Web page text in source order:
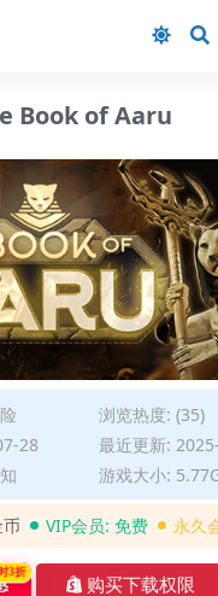
Book of Aaru
浏览热度: (35)
28
最近更新:
游戏大小:
VIP会员: 免费 永久
3折
购买下载权限